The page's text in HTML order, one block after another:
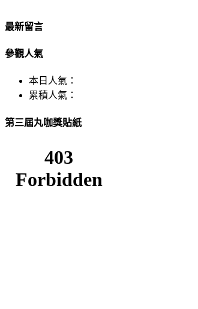
最新留言
參觀人氣
本日人氣：
累積人氣：
第三屆丸咖獎貼紙